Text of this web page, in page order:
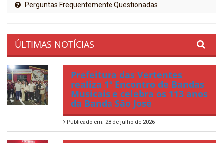
Perguntas Frequentemente Questionadas
ÚLTIMAS NOTÍCIAS
Prefeitura das Vertentes
realiza 1º Encontro de Bandas
Musicais e celebra os 113 anos
da Banda São José
Publicado em: 28 de julho de 2026